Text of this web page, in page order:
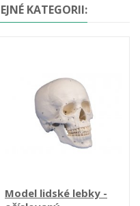
KATEGORII:
Model lidské lebky -